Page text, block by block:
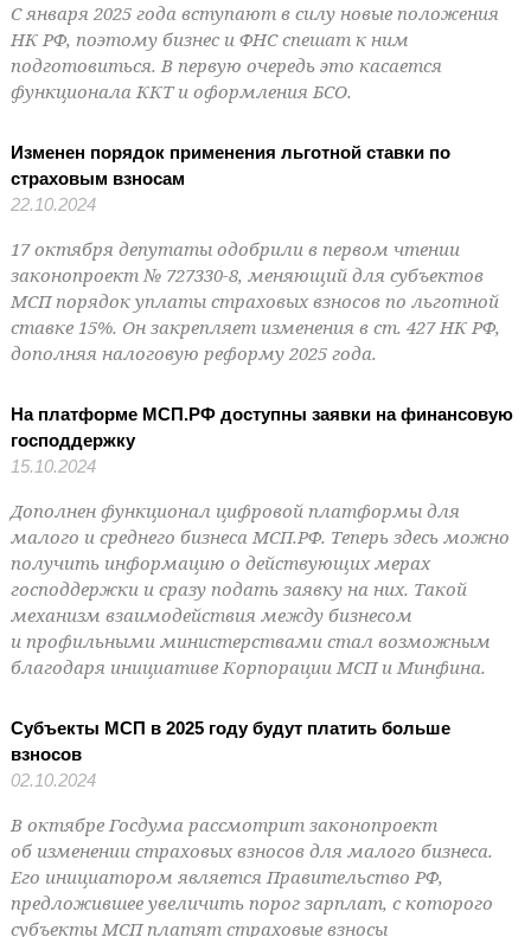
С января 2025 года вступают в силу новые положения
НК РФ, поэтому бизнес и ФНС спешат к ним
подготовиться. В первую очередь это касается
функционала ККТ и оформления БСО.
Изменен порядок применения льготной ставки по
страховым взносам
22.10.2024
17 октября депутаты одобрили в первом чтении
законопроект № 727330-8, меняющий для субъектов
МСП порядок уплаты страховых взносов по льготной
ставке 15%. Он закрепляет изменения в ст. 427 НК РФ,
дополняя налоговую реформу 2025 года.
На платформе МСП.РФ доступны заявки на финансовую
господдержку
15.10.2024
Дополнен функционал цифровой платформы для
малого и среднего бизнеса МСП.РФ. Теперь здесь можно
получить информацию о действующих мерах
господдержки и сразу подать заявку на них. Такой
механизм взаимодействия между бизнесом
и профильными министерствами стал возможным
благодаря инициативе Корпорации МСП и Минфина.
Субъекты МСП в 2025 году будут платить больше
взносов
02.10.2024
В октябре Госдума рассмотрит законопроект
об изменении страховых взносов для малого бизнеса.
Его инициатором является Правительство РФ,
предложившее увеличить порог зарплат, с которого
субъекты МСП платят страховые взносы